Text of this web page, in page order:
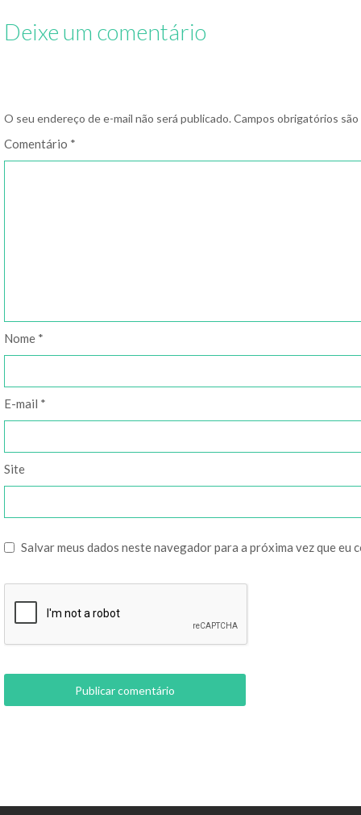
Deixe um comentário
O seu endereço de e-mail não será publicado.Campos obrigatórios
Comentário *
Nome *
E-mail *
Site
Salvar meus dados neste navegador para a próxima vez que eu